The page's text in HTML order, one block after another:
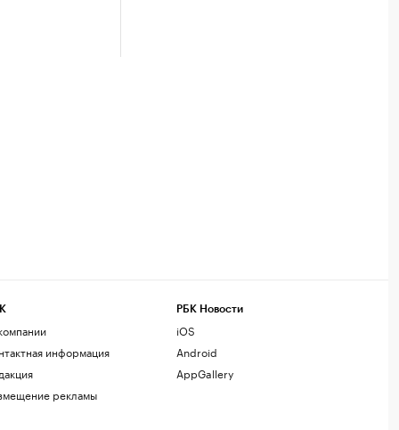
информация
рекламы
РБК Новости
iOS
Android
AppGallery